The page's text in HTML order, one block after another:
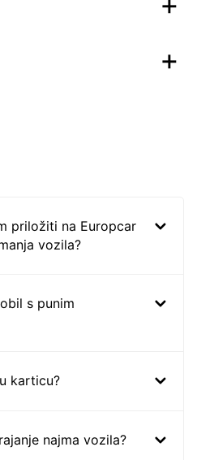
priložiti na Europcar
vozila?
s punim
karticu?
najma vozila?